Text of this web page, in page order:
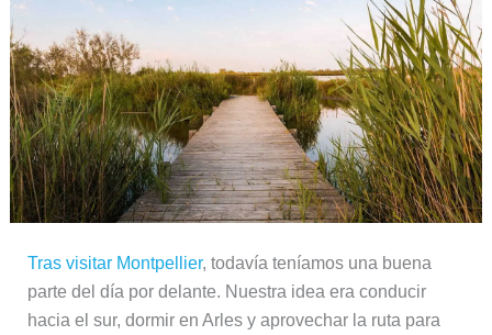
Tras visitar Montpellier, todavía teníamos una buena
parte del día por delante. Nuestra idea era conducir
hacia el sur, dormir en Arles y aprovechar la ruta para